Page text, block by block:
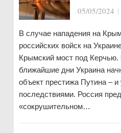
05/05/2024 |
В случае нападения на
российских войск на
Крымский мост под Керчью.
ближайшие дни Украина
объект престижа Путина – и
последствиями. Россия
«сокрушительном…